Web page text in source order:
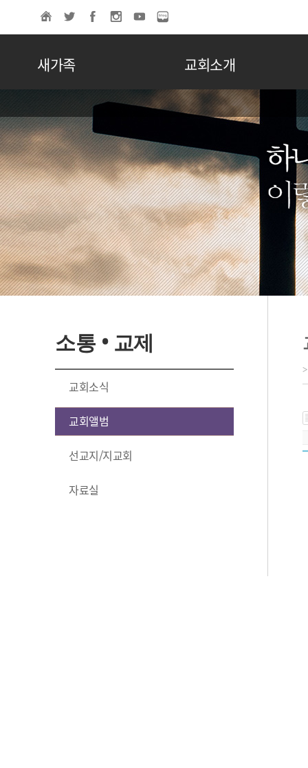
새가족 교회소개
소통 • 교제
교회소식
교회앨범
선교지/지교회
자료실